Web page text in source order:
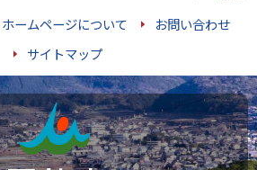
ホームページについて
お問い合わせ
サイトマップ